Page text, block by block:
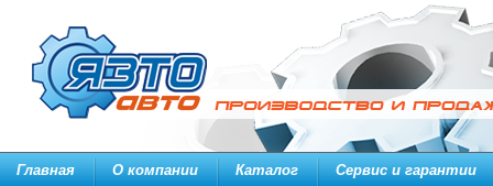
Главная О компании Каталог Сервис и гарантии